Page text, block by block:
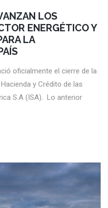
LOS
ENERGÉTICO Y
LA
oficialmente el cierre de la
y Crédito de las
S.A (ISA). Lo anterior